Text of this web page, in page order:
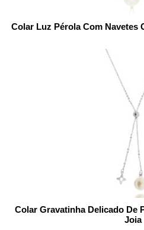
Colar Luz Pérola Com Navetes
Colar Gravatinha Delicado De
Joia